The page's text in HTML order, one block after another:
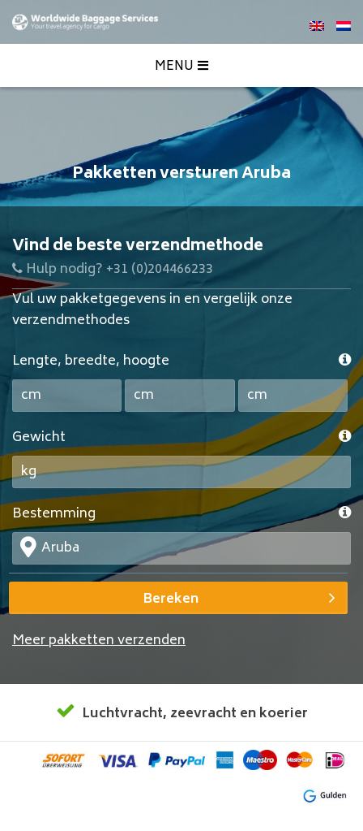
MENU
Pakketten versturen Aruba
Vind de beste verzendmethode
Hulp nodig? +31 (0)204466233
Vul uw pakketgegevens in en vergelijk onze
verzendmethodes
Lengte, breedte, hoogte
Gewicht
Bestemming
Bereken
Meer pakketten verzenden
Luchtvracht, zeevracht enkoerier